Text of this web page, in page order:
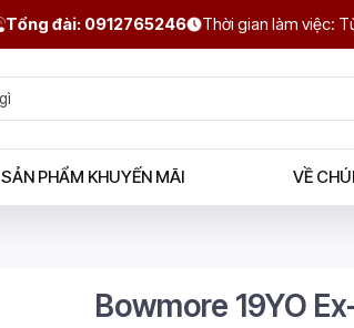
Tổng đài: 0912765246 Thời gian làm việc:
SẢN PHẨM KHUYẾN MÃI VỀ
Bowmore 19YO